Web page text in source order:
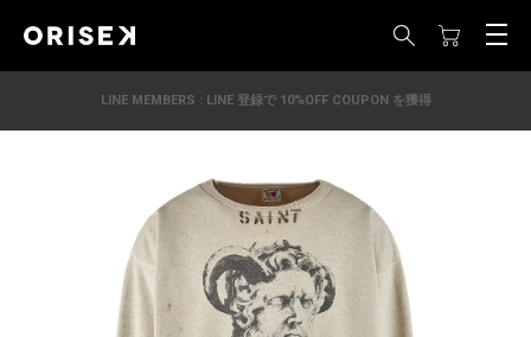
LINE MEMBERS : LINE 登録で 10%OFF COUPON を獲得